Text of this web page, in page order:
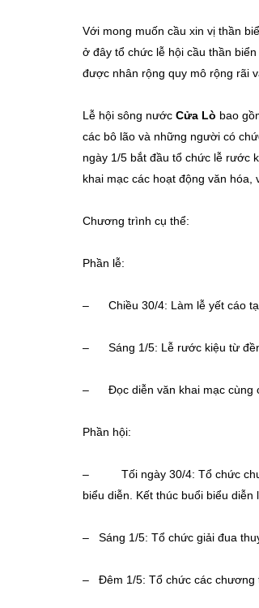
Với mong muốn cầu xin vị thần
ở đây tổ chức lễ hội cầu thần
được nhân rộng quy mô rộng rãi
Lễ hội sông nước Cửa Lò bao
các bô lão và những người có
ngày 1/5 bắt đầu tổ chức lễ rước
khai mạc các hoạt động văn hóa,
Chương trình cụ thể:
Phần lễ:
– Chiều 30/4: Làm lễ yết cáo tại
– Sáng 1/5: Lễ rước kiệu từ đền
– Đọc diễn văn khai mạc cùng
Phần hội:
– Tối ngày 30/4: Tổ chức
biểu diễn. Kết thúc buổi biểu
– Sáng 1/5: Tổ chức giải đua
– Đêm 1/5: Tổ chức các chương